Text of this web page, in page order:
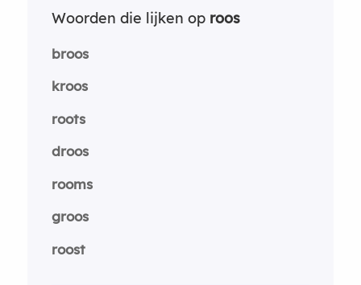
Woorden die lijken op roos
broos
kroos
roots
droos
rooms
groos
roost